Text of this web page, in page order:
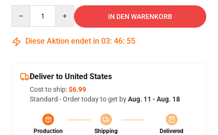
IN DEN WARENKORB
Diese Aktion endet in 03: 46: 54
Deliver to United States
Cost to ship:$6.99
Standard - Order today to get byAug. 11 - Aug. 18
Production
Shipping
Delivered